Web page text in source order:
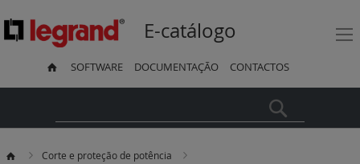
E-catálogo
SOFTWARE DOCUMENTAÇÃO CONTACTOS
Corte e proteção de potência